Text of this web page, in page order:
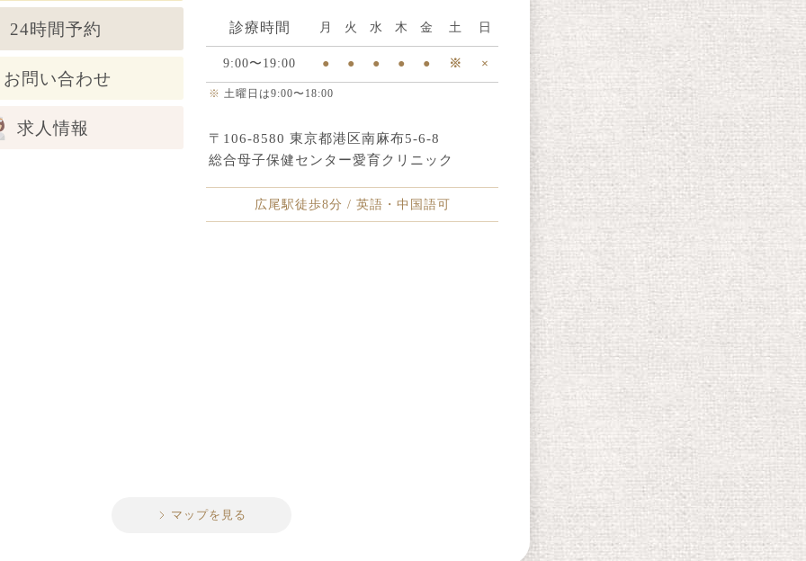
24時間予約
お問い合わせ
求人情報
診療時間 月 火 水 木 金 土 日
9:00〜19:00 ● ● ● ● ● ※ ×
※ 土曜日は9:00〜18:00
〒106-8580 東京都港区南麻布5-6-8
総合母子保健センター愛育クリニック
広尾駅徒歩8分 / 英語・中国語可
マップを見る